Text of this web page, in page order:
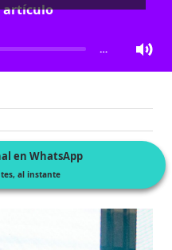
artículo
…
en WhatsApp
al instante